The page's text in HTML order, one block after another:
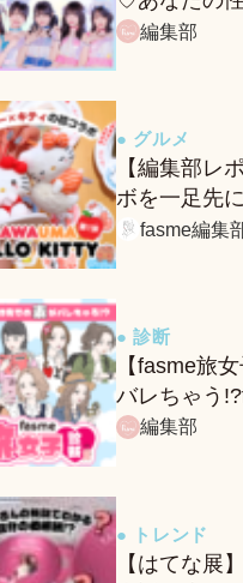
る、fasmeの
編集部
● グルメ
【編集部レ
ボを一足先
ー＆グッズを
fasme編集
● 診断
【fasme旅
バレちゃう
編集部
● トレンド
【はてな展